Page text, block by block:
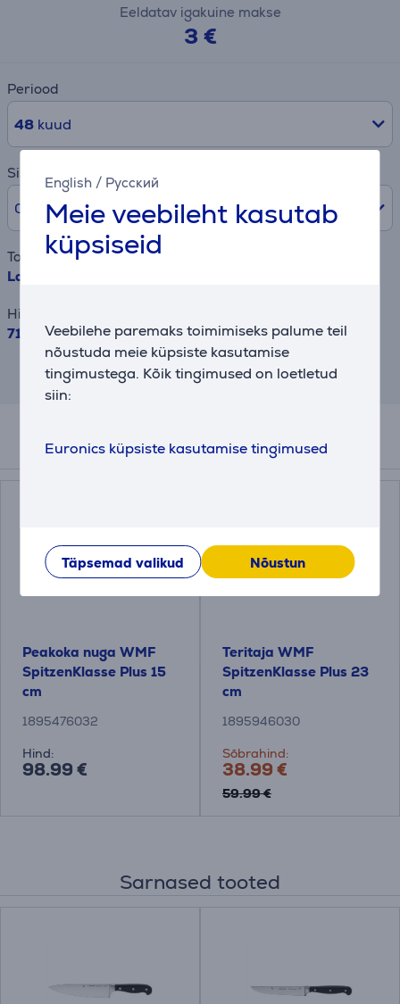
English / Русский
Meie veebileht kasutab
küpsiseid
Veebilehe paremaks toimimiseks palume teil
nõustuda meie küpsiste kasutamise
tingimustega. Kõik tingimused on loetletud
siin:
Euronics küpsiste kasutamise tingimused
Täpsemad valikud Nõustun
Eeldatav igakuine makse
3 €
Periood
48kuud
Sissemakse
0% /0 €
Toode
Larding nuga WMF SpitzenKlasse P 12 cm
Hind
71.99 €
Tulemus on ligikaudne ja võib erineda sulle
pakutavatest tingimustest.
Kokkusobivad tooted
Peakoka nuga WMF
SpitzenKlasse Plus 15
cm
1895476032
Hind:
98.99 €
Teritaja WMF
SpitzenKlasse Plus 23
cm
1895946030
Sõbrahind:
38.99 €
59.99 €
Sarnased tooted